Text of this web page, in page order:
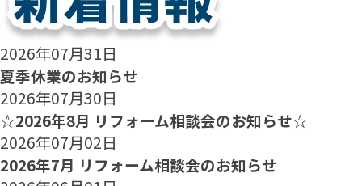
2026年07月31日
夏季休業のお知らせ
2026年07月30日
☆2026年8月 リフォーム相談会のお知らせ☆
2026年07月02日
2026年7月 リフォーム相談会のお知らせ